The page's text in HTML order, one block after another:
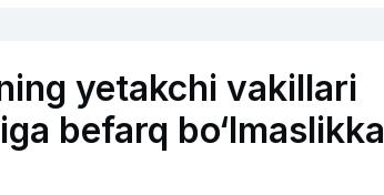
yetakchi vakillari
befarq bo‘lmaslikka